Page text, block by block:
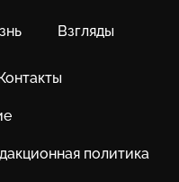
Взгляды
политика